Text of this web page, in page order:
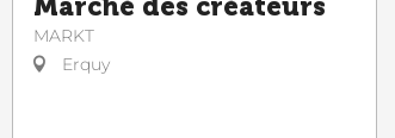
Marché des créateurs
MARKT
Erquy